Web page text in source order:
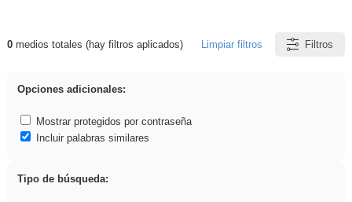
Resultados de: islamismo
0medios totales (hay filtros aplicados) Limpiar filtros Filtros
Opciones adicionales:
Mostrar protegidos por contraseña
Incluir palabras similares
Tipo de búsqueda: